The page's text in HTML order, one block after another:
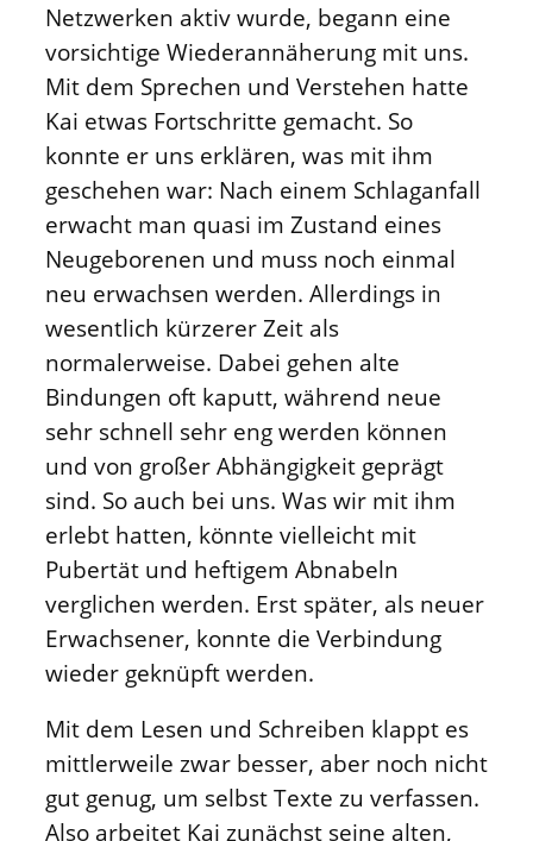
Netzwerken aktiv wurde, begann eine
vorsichtige Wiederannäherung mit uns.
Mit dem Sprechen und Verstehen hatte
Kai etwas Fortschritte gemacht. So
konnte er uns erklären, was mit ihm
geschehen war: Nach einem Schlaganfall
erwacht man quasi im Zustand eines
Neugeborenen und muss noch einmal
neu erwachsen werden. Allerdings in
wesentlich kürzerer Zeit als
normalerweise. Dabei gehen alte
Bindungen oft kaputt, während neue
sehr schnell sehr eng werden können
und von großer Abhängigkeit geprägt
sind. So auch bei uns. Was wir mit ihm
erlebt hatten, könnte vielleicht mit
Pubertät und heftigem Abnabeln
verglichen werden. Erst später, als neuer
Erwachsener, konnte die Verbindung
wieder geknüpft werden.
Mit dem Lesen und Schreiben klappt es
mittlerweile zwar besser, aber noch nicht
gut genug, um selbst Texte zu verfassen.
Also arbeitet Kai zunächst seine alten,